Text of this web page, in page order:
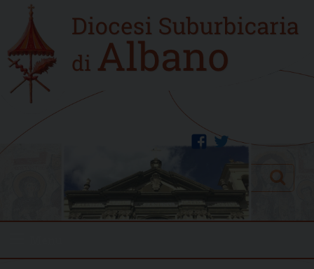
content
Home
new
twitter
facebook
Search